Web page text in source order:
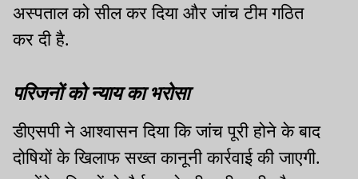
अस्पताल को सील कर दिया और जांच टीम गठित
कर दी है.
परिजनों को न्याय का भरोसा
डीएसपी ने आश्वासन दिया कि जांच पूरी होने के बाद
दोषियों के खिलाफ सख्त कानूनी कार्रवाई की जाएगी.